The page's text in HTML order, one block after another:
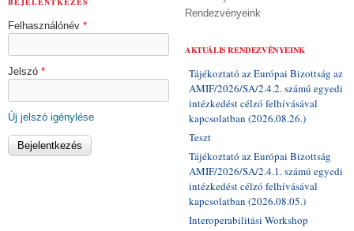
Felhasználónév *
Jelszó *
Új jelszó igénylése
Rendezvényeink
AKTUÁLIS RENDEZVÉNYEINK
Tájékoztató az Európai Bizottság az
AMIF/2026/SA/2.4.2. számú egyedi
intézkedést célzó felhívásával
kapcsolatban (2026.08.26.)
Teszt
Tájékoztató az Európai Bizottság
AMIF/2026/SA/2.4.1. számú egyedi
intézkedést célzó felhívásával
kapcsolatban (2026.08.05.)
Interoperabilitási Workshop